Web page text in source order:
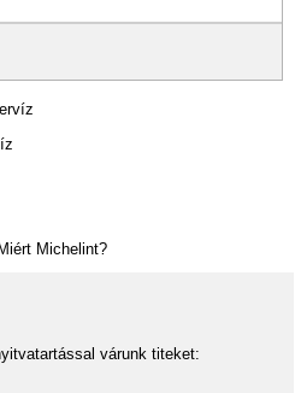
várunk titeket: